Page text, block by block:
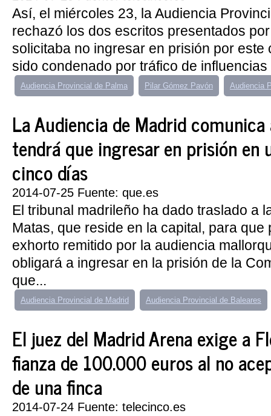
Así, el miércoles 23, la Audiencia
rechazó los dos escritos presentados
solicitaba no ingresar en prisión por este
sido condenado por tráfico de influencias
Audiencia Provincial de Palma Pilar Gómez Pavón Audiencia
La Audiencia de Madrid
tendrá que ingresar en prisión en
cinco días
2014-07-25 Fuente: que.es
El tribunal madrileño ha dado traslado a
Matas, que reside en la capital, para que
exhorto remitido por la audiencia
obligará a ingresar en la prisión de la
que...
Audiencia Provincial de Madrid Audiencia Provincial de Baleares
El juez del Madrid Arena exige a
fianza de 100.000 euros al no
de una finca
2014-07-24 Fuente: telecinco.es